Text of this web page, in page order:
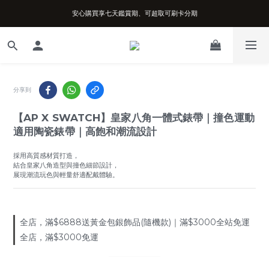
台南實體店面、兩年機芯保固、開立發票
安心購買享七天鑑賞期、可超取可刷卡分期
台南實體店面、兩年機芯保固、開立發票
分享到
【AP X SWATCH】皇家八角一體式錶帶｜撞色運動
適用陶瓷錶帶｜高飽和潮流設計
採用高質感材質打造，
結合皇家八角造型與撞色細節設計，
展現潮流玩色與輕量舒適配戴體驗。
全店，滿$6888送黃金包銀飾品(隨機款)｜滿$3000全站免運
全店，滿$3000免運